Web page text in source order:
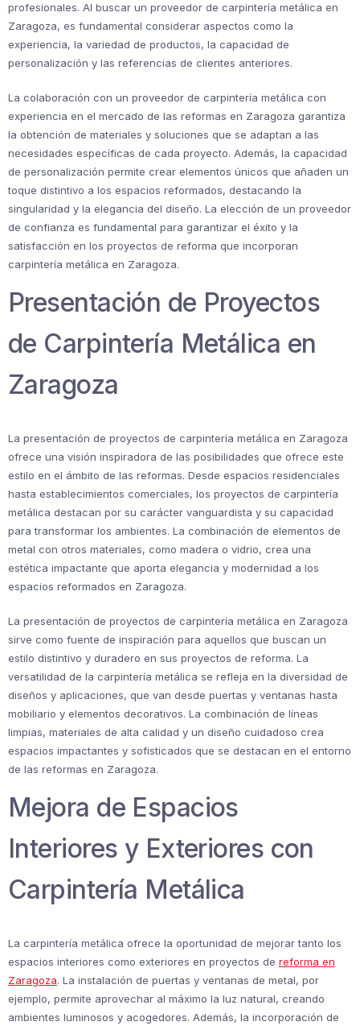
profesionales. Al buscar un proveedor de carpintería metálica en
Zaragoza, es fundamental considerar aspectos como la
experiencia, la variedad de productos, la capacidad de
personalización y las referencias de clientes anteriores.
La colaboración con un proveedor de carpintería metálica con
experiencia en el mercado de las reformas en Zaragoza garantiza
la obtención de materiales y soluciones que se adaptan a las
necesidades específicas de cada proyecto. Además, la capacidad
de personalización permite crear elementos únicos que añaden un
toque distintivo a los espacios reformados, destacando la
singularidad y la elegancia del diseño. La elección de un proveedor
de confianza es fundamental para garantizar el éxito y la
satisfacción en los proyectos de reforma que incorporan
carpintería metálica en Zaragoza.
Presentación de Proyectos
de Carpintería Metálica en
Zaragoza
La presentación de proyectos de carpintería metálica en Zaragoza
ofrece una visión inspiradora de las posibilidades que ofrece este
estilo en el ámbito de las reformas. Desde espacios residenciales
hasta establecimientos comerciales, los proyectos de carpintería
metálica destacan por su carácter vanguardista y su capacidad
para transformar los ambientes. La combinación de elementos de
metal con otros materiales, como madera o vidrio, crea una
estética impactante que aporta elegancia y modernidad a los
espacios reformados en Zaragoza.
La presentación de proyectos de carpintería metálica en Zaragoza
sirve como fuente de inspiración para aquellos que buscan un
estilo distintivo y duradero en sus proyectos de reforma. La
versatilidad de la carpintería metálica se refleja en la diversidad de
diseños y aplicaciones, que van desde puertas y ventanas hasta
mobiliario y elementos decorativos. La combinación de líneas
limpias, materiales de alta calidad y un diseño cuidadoso crea
espacios impactantes y sofisticados que se destacan en el entorno
de las reformas en Zaragoza.
Mejora de Espacios
Interiores y Exteriores con
Carpintería Metálica
La carpintería metálica ofrece la oportunidad de mejorar tanto los
espacios interiores como exteriores en proyectos de reforma en
Zaragoza. La instalación de puertas y ventanas de metal, por
ejemplo, permite aprovechar al máximo la luz natural, creando
ambientes luminosos y acogedores. Además, la incorporación de